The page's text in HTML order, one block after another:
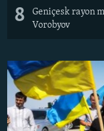
8
Geniçesk rayon
Vorobyov